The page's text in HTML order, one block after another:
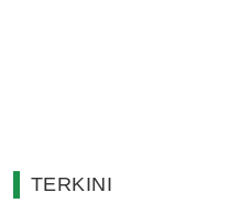
TERKINI